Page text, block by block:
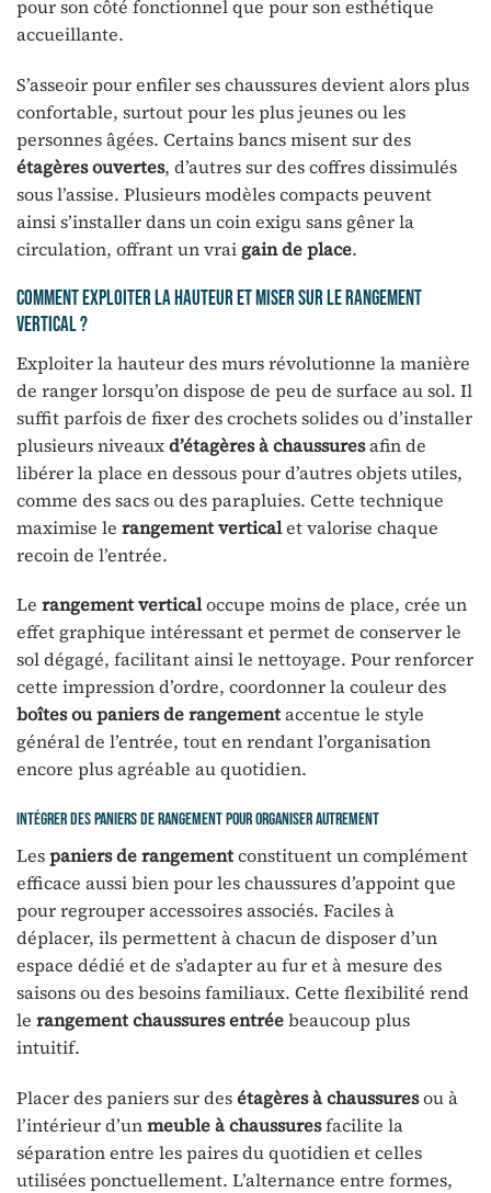
pour son côté fonctionnel que pour son esthétique
accueillante.
S’asseoir pour enfiler ses chaussures devient alors plus
confortable, surtout pour les plus jeunes ou les
personnes âgées. Certains bancs misent sur des
étagères ouvertes, d’autres sur des coffres dissimulés
sous l’assise. Plusieurs modèles compacts peuvent
ainsi s’installer dans un coin exigu sans gêner la
circulation, offrant un vrai gain de place.
Comment exploiter la hauteur et miser sur le rangement
vertical ?
Exploiter la hauteur des murs révolutionne la manière
de ranger lorsqu’on dispose de peu de surface au sol. Il
suffit parfois de fixer des crochets solides ou d’installer
plusieurs niveauxd’étagères à chaussuresafin de
libérer la place en dessous pour d’autres objets utiles,
comme des sacs ou des parapluies. Cette technique
maximise le rangement verticalet valorise chaque
recoin de l’entrée.
Le rangement verticaloccupe moins de place, crée un
effet graphique intéressant et permet de conserver le
sol dégagé, facilitant ainsi le nettoyage. Pour renforcer
cette impression d’ordre, coordonner la couleur des
boîtes ou paniers de rangementaccentue le style
général de l’entrée, tout en rendant l’organisation
encore plus agréable au quotidien.
Intégrer des paniers de rangement pour organiser autrement
Lespaniers de rangementconstituent un complément
efficace aussi bien pour les chaussures d’appoint que
pour regrouper accessoires associés. Faciles à
déplacer, ils permettent à chacun de disposer d’un
espace dédié et de s’adapter au fur et à mesure des
saisons ou des besoins familiaux. Cette flexibilité rend
le rangement chaussures entréebeaucoup plus
intuitif.
Placer des paniers sur desétagères à chaussuresou à
l’intérieur d’unmeuble à chaussuresfacilite la
séparation entre les paires du quotidien et celles
utilisées ponctuellement. L’alternance entre formes,